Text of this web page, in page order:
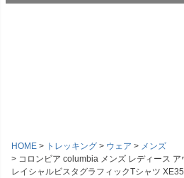
HOME トレッキング ウェア
メンズ
コロンビア columbia メンズ レディース
レイシャルビスタグラフィックTシャツ